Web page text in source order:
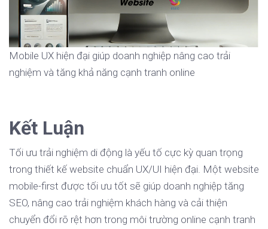
Mobile UX hiện đại giúp doanh nghiệp nâng cao trải
nghiệm và tăng khả năng cạnh tranh online
Kết Luận
Tối ưu trải nghiệm di động là yếu tố cực kỳ quan trọng
trong thiết kế website chuẩn UX/UI hiện đại. Một website
mobile-first được tối ưu tốt sẽ giúp doanh nghiệp tăng
SEO, nâng cao trải nghiệm khách hàng và cải thiện
chuyển đổi rõ rệt hơn trong môi trường online cạnh tranh